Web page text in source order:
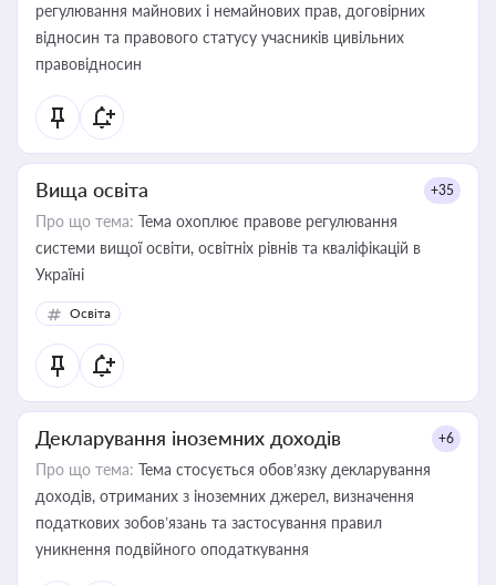
регулювання майнових і немайнових прав, договірних
відносин та правового статусу учасників цивільних
правовідносин
Вища освіта +35
Про що тема: Тема охоплює правове регулювання
системи вищої освіти, освітніх рівнів та кваліфікацій в
Україні
Освіта
Декларування іноземних доходів +6
Про що тема: Тема стосується обов’язку декларування
доходів, отриманих з іноземних джерел, визначення
податкових зобов’язань та застосування правил
уникнення подвійного оподаткування